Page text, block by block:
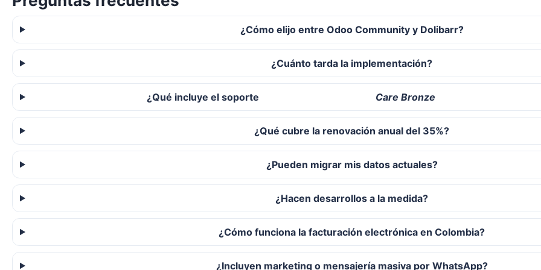
¿Cómo elijo entre Odoo Community y Dolibarr?
¿Cuánto tarda la implementación?
¿Qué incluye el soporte Care Bronze
¿Qué cubre la renovación anual del 35%?
¿Pueden migrar mis datos actuales?
¿Hacen desarrollos a la medida?
¿Cómo funciona la facturación electrónica en Colombia?
¿Incluyen marketing o mensajería masiva por WhatsApp?